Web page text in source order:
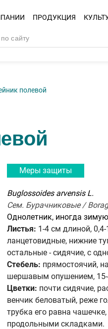
ПРОДУКЦИЯ
полевой
Меры защиты
Buglossoides arvensis L.
Сем. Бурачниковые /
Однолетник, иногда
Листья: 1-4 см длиной,
ланцетовидные, нижние
остальные - сидячие, с
Стебель: прямостоячий,
шершавым опушением,
Цветки: почти сидячие,
венчик беловатый, реже
трубка его равна
продольными складками.